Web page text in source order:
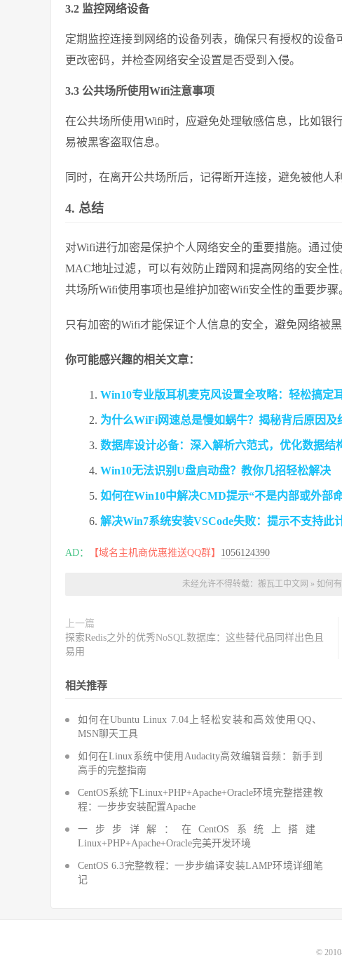
3.2 监控网络设备
定期监控连接到网络的设备列表，确保只有授权的设
更改密码，并检查网络安全设置是否受到入侵。
3.3 公共场所使用Wifi注意事项
在公共场所使用Wifi时，应避免处理敏感信息，比如银
易被黑客盗取信息。
同时，在离开公共场所后，记得断开连接，避免被他人
4. 总结
对Wifi进行加密是保护个人网络安全的重要措施。通过
MAC地址过滤，可以有效防止蹭网和提高网络的安全
共场所Wifi使用事项也是维护加密Wifi安全性的重要步骤
只有加密的Wifi才能保证个人信息的安全，避免网络被
你可能感兴趣的相关文章：
Win10专业版耳机麦克风设置全攻略：轻松搞定
为什么WiFi网速总是慢如蜗牛？揭秘背后原因及
数据库设计必备：深入解析六范式，优化数据结
Win10无法识别U盘启动盘？教你几招轻松解决
如何在Win10中解决CMD提示“不是内部或外部
解决Win7系统安装VSCode失败：提示不支持此
AD： 【域名主机商优惠推送QQ群】 1056124390
未经允许不得转载： 搬瓦工中文网 » 如何
上一篇
探索Redis之外的优秀NoSQL数据库：这些替代品同样出色且
易用
相关推荐
如何在Ubuntu Linux 7.04上轻松安装和高效使用QQ、
MSN聊天工具
如何在Linux系统中使用Audacity高效编辑音频：新手到
高手的完整指南
CentOS系统下Linux+PHP+Apache+Oracle环境完整搭建教
程：一步步安装配置Apache
一步步详解：在CentOS系统上搭建
Linux+PHP+Apache+Oracle完美开发环境
CentOS 6.3完整教程：一步步编译安装LAMP环境详细笔
记
©